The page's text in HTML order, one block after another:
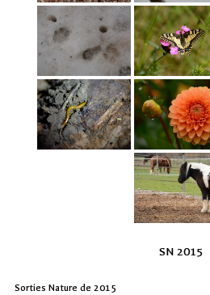
SN 2015
Sorties Nature de 2015